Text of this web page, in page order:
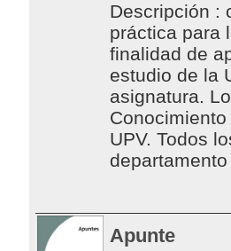
Descripción :
práctica para
finalidad de
estudio de la
asignatura.
UPV. Todos
Apunte